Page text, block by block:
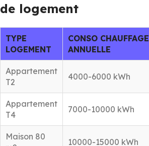
de logement
TYPE
LOGEMENT
CONSO CHAUFFAGE
ANNUELLE
Appartement
T2
4000-6000 kWh
Appartement
T4
7000-10000 kWh
Maison 80
10000-15000 kWh